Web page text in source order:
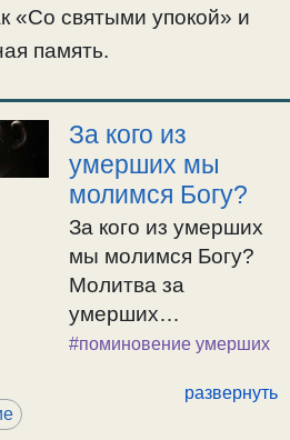
Отпуст и Вечная
память.
«Со святыми упокой» и
память.
За кого из
умерших мы
молимся Богу?
За кого из умерших
мы молимся Богу?
Молитва за
умерших
приносится за души
неокончательном
#поминовение умерших
развернуть